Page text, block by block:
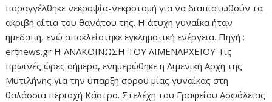
παραγγέλθηκε νεκροψία-νεκροτομή για να διαπιστωθούν τα
ακριβή αίτια του θανάτου της. Η άτυχη γυναίκα ήταν
ημεδαπή, ενώ αποκλείστηκε εγκληματική ενέργεια. Πηγή :
ertnews.gr Η ΑΝΑΚΟΙΝΩΣΗ ΤΟΥ ΛΙΜΕΝΑΡΧΕΙΟΥ Τις
πρωινές ώρες σήμερα, ενημερώθηκε η Λιμενική Αρχή της
Μυτιλήνης για την ύπαρξη σορού μίας γυναίκας στη
θαλάσσια περιοχή Κάστρο. Στελέχη του Γραφείου Ασφάλειας